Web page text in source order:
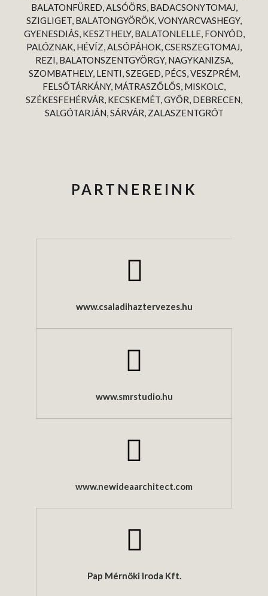
BALATONFÜRED, ALSÓÖRS, BADACSONYTOMAJ,
SZIGLIGET, BALATONGYÖRÖK, VONYARCVASHEGY,
GYENESDIÁS, KESZTHELY, BALATONLELLE, FONYÓD,
PALÓZNAK, HÉVÍZ, ALSÓPÁHOK, CSERSZEGTOMAJ,
REZI, BALATONSZENTGYÖRGY, NAGYKANIZSA,
SZOMBATHELY, LENTI, SZEGED, PÉCS, VESZPRÉM,
FELSŐTÁRKÁNY, MÁTRASZŐLŐS, MISKOLC,
SZÉKESFEHÉRVÁR, KECSKEMÉT, GYŐR, DEBRECEN,
SALGÓTARJÁN, SÁRVÁR, ZALASZENTGRÓT
PARTNEREINK
www.csaladihaztervezes.hu
www.smrstudio.hu
www.newideaarchitect.com
Pap Mérnöki Iroda Kft.